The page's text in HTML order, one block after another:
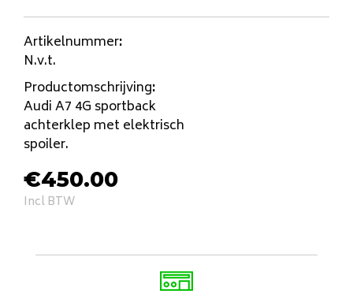
Artikelnummer:
N.v.t.
Productomschrijving:
Audi A7 4G sportback
achterklep met elektrisch
spoiler.
€450.00
Incl BTW